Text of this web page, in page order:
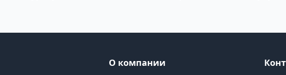
О компании